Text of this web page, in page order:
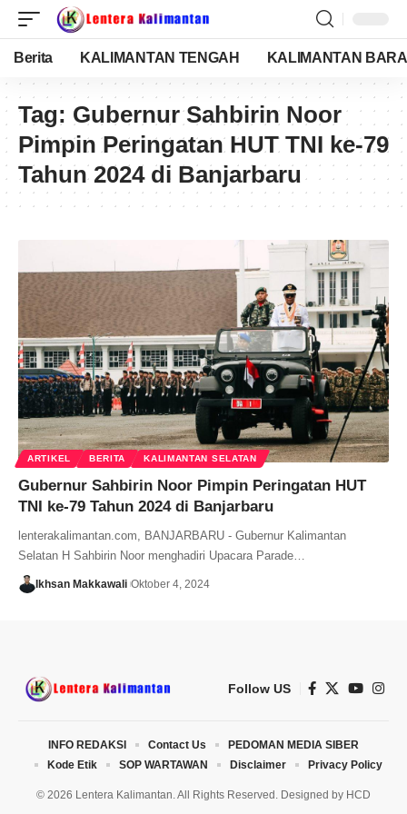
Berita KALIMANTAN TENGAH KALIMANTAN
Tag: Gubernur Sahbirin Noor
Pimpin Peringatan HUT TNI ke-79
Tahun 2024 di Banjarbaru
ARTIKEL BERITA KALIMANTAN SELATAN
Gubernur Sahbirin Noor Pimpin Peringatan HUT
TNI ke-79 Tahun 2024 di Banjarbaru
lenterakalimantan.com, BANJARBARU - Gubernur Kalimantan
Selatan H Sahbirin Noor menghadiri Upacara Parade…
Ikhsan Makkawali Oktober 4, 2024
Follow US
© 2026 Lentera Kalimantan. All Rights Reserved. Designed by HCD
INFO REDAKSI Contact Us
PEDOMAN MEDIA SIBER
Kode Etik
SOP WARTAWAN Disclaimer Privacy Policy